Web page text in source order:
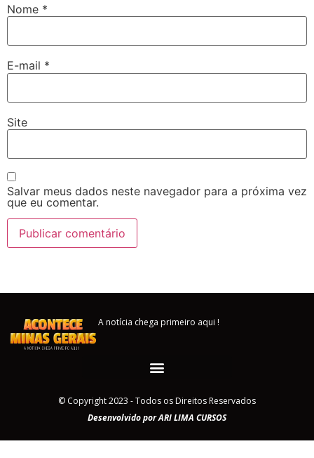
Nome*
E-mail*
Site
Salvar meus dados neste navegador para a próxima vez
© Copyright 2023 - Todos os Direitos Reservados